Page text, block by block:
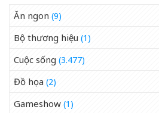
Ăn ngon (9)
Bộ thương hiệu (1)
Cuộc sống (3.477)
Đồ họa (2)
Gameshow (1)